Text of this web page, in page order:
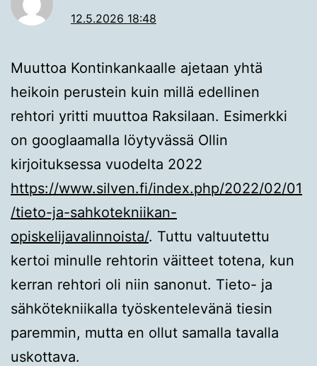
12.5.2026 18:48
Muuttoa Kontinkankaalle ajetaan yhtä
heikoin perustein kuin millä edellinen
rehtori yritti muuttoa Raksilaan. Esimerkki
on googlaamalla löytyvässä Ollin
kirjoituksessa vuodelta 2022
https://www.silven.fi/index.php/2022/02/01
/tieto-ja-sahkotekniikan-
opiskelijavalinnoista/. Tuttu valtuutettu
kertoi minulle rehtorin väitteet totena, kun
kerran rehtori oli niin sanonut. Tieto- ja
sähkötekniikalla työskentelevänä tiesin
paremmin, mutta en ollut samalla tavalla
uskottava.